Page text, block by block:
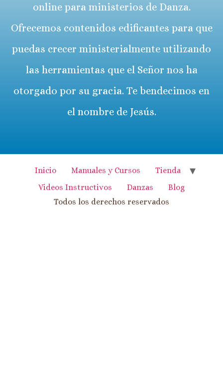
online para ministerios de Danza.
Ofrecemos contenidos edificantes para que
puedas crecer ministerialmente utilizando
las herramientas que el Señor nos ha
otorgado por su gracia. Te bendecimos en
el nombre de Jesús.
Inicio Manuales y Cursos
Tienda
Videos Instructivos
Danzas
Blog
Todos los derechos reservados